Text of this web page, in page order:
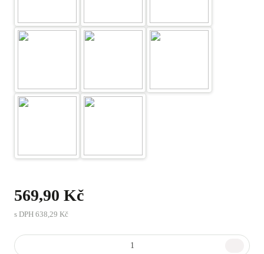
569,90 Kč
s DPH 638,29 Kč